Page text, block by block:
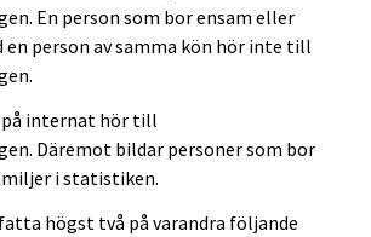
En person som bor ensam eller
person av samma kön hör inte till
på internat hör till
Däremot bildar personer som bor
i statistiken.
högst två på varandra följande